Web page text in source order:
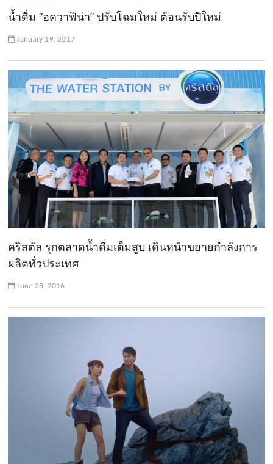
น้ำดื่ม “อควาฟิน่า” ปรับโฉมใหม่ ต้อนรับปีใหม่
January 19, 2017
คริสตัล รุกตลาดน้ำดื่มเต็มสูบ เดินหน้าขยายกำลังการ
ผลิตทั่วประเทศ
June 28, 2016